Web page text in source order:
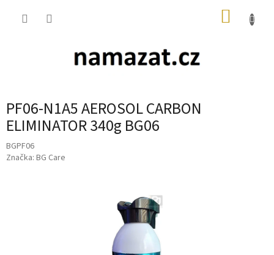
PF06-N1A5 AEROSOL CARBON
ELIMINATOR 340g BG06
BGPF06
Značka: BG Care